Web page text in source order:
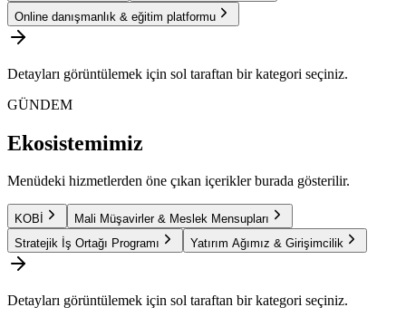
Online danışmanlık & eğitim platformu
Detayları görüntülemek için sol taraftan bir kategori seçiniz.
GÜNDEM
Ekosistemimiz
Menüdeki hizmetlerden öne çıkan içerikler burada gösterilir.
KOBİ
Mali Müşavirler & Meslek Mensupları
Stratejik İş Ortağı Programı
Yatırım Ağımız & Girişimcilik
Detayları görüntülemek için sol taraftan bir kategori seçiniz.